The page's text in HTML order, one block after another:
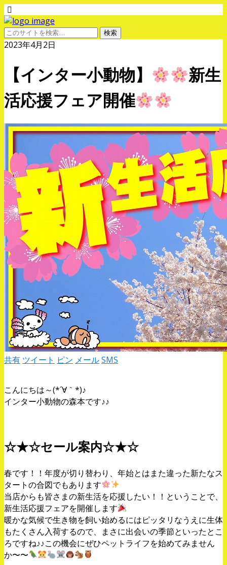
2023年4月2日
【インター小動物】
新生
活応援フェア開催
共有 ツイート ピン メールSMS
こんにちは～(*´∀｀*)♪
インター小動物の森本です♪♪
☆★☆セール案内☆★☆
春です！！年度が切り替わり、年始とはまた違った新たなス
タートの合図でもあります
当店からも皆さまの新生活を応援したい！！ということで、
新生活応援フェアを開催します
暖かな気候で生き物を飼い始めるにはピッタリなうえに生体
もたくさん入荷するので、まさに出会いの季節といったとこ
ろですね♪♪この機会にぜひペットライフを始めてみません
か〜〜